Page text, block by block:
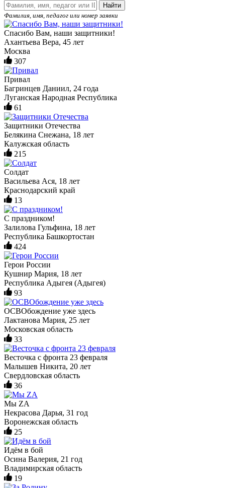
Найти
Фамилия, имя, педагог или номер заявки
Спасибо Вам, наши защитники!
Ахантьева Вера, 45 лет
Москва
307
Привал
Багринцев Даниил, 24 года
Луганская Народная Республика
61
Защитники Отечества
Белякина Снежана, 18 лет
Калужская область
215
Солдат
Васильева Ася, 18 лет
Краснодарский край
13
С праздником!
Залилова Гульфина, 18 лет
Республика Башкортостан
424
Герои России
Кушнир Мария, 18 лет
Республика Адыгея (Адыгея)
93
ОСВОбождение уже здесь
Лактанова Мария, 25 лет
Московская область
33
Весточка с фронта 23 февраля
Малышев Никита, 20 лет
Свердловская область
36
Мы ZА
Некрасова Дарья, 31 год
Воронежская область
25
Идём в бой
Осина Валерия, 21 год
Владимирская область
19